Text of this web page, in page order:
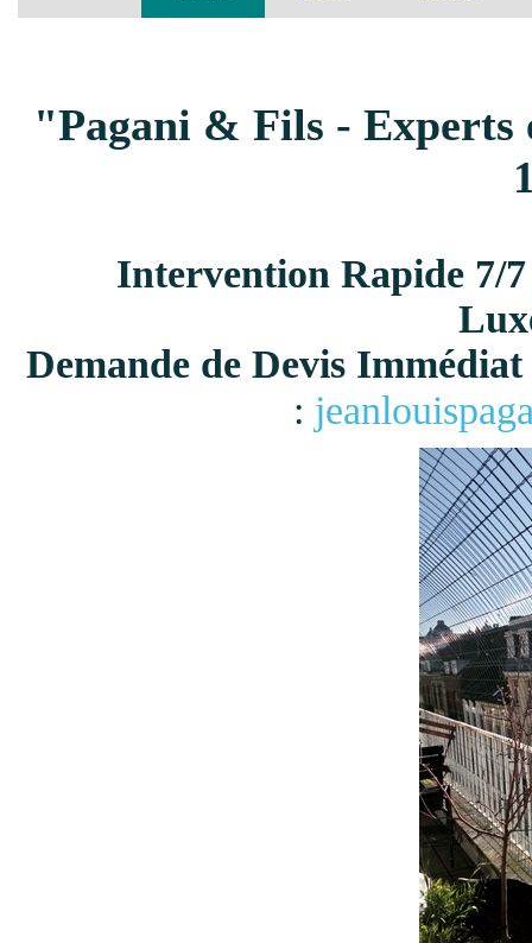
"Pagani & Fils - Experts
Intervention Rapide 7/
Demande de Devis
: